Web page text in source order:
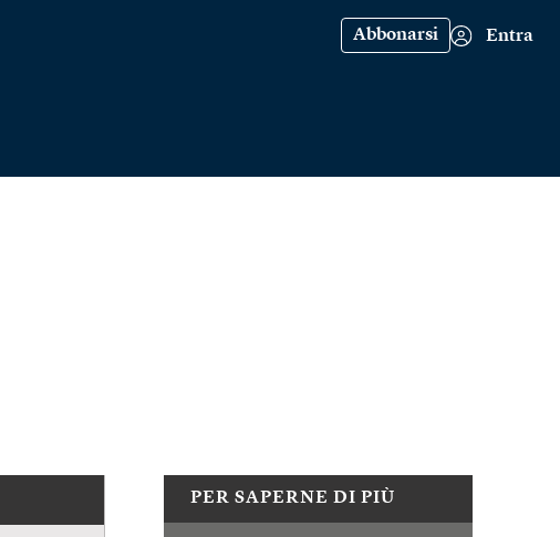
Abbonarsi Entra
PER SAPERNE DI PIÙ